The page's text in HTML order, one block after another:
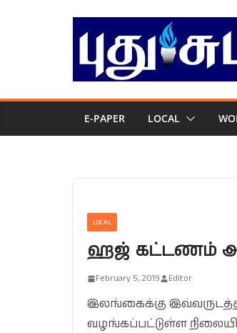
E-PAPER LOCAL
LOCAL
ஹஜ் கட்டணம்
February 5, 2019 Editor
இலங்கைக்கு
வழங்கப்பட்டுள்ள